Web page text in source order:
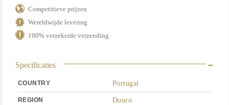
Competitieve prijzen
Wereldwijde levering
100% verzekerde verzending
Specificaties
COUNTRY Portugal
REGION Douro